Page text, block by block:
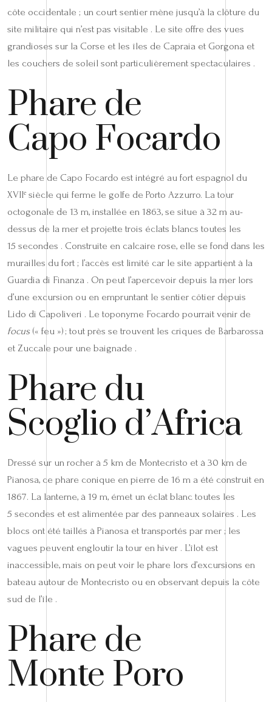
côte occidentale ; un court sentier mène jusqu’à la clôture du
site militaire qui n’est pas visitable . Le site offre des vues
grandioses sur la Corse et les îles de Capraia et Gorgona et
les couchers de soleil sont particulièrement spectaculaires .
Phare de
Capo Focardo
Le phare de Capo Focardo est intégré au fort espagnol du
XVIIᵉ siècle qui ferme le golfe de Porto Azzurro. La tour
octogonale de 13 m, installée en 1863, se situe à 32 m au-
dessus de la mer et projette trois éclats blancs toutes les
15 secondes . Construite en calcaire rose, elle se fond dans les
murailles du fort ; l’accès est limité car le site appartient à la
Guardia di Finanza . On peut l’apercevoir depuis la mer lors
d’une excursion ou en empruntant le sentier côtier depuis
Lido di Capoliveri . Le toponyme Focardo pourrait venir de
focus(« feu ») ; tout près se trouvent les criques de Barbarossa
et Zuccale pour une baignade .
Phare du
Scoglio d’Africa
Dressé sur un rocher à 5 km de Montecristo et à 30 km de
Pianosa, ce phare conique en pierre de 16 m a été construit en
1867. La lanterne, à 19 m, émet un éclat blanc toutes les
5 secondes et est alimentée par des panneaux solaires . Les
blocs ont été taillés à Pianosa et transportés par mer ; les
vagues peuvent engloutir la tour en hiver . L’îlot est
inaccessible, mais on peut voir le phare lors d’excursions en
bateau autour de Montecristo ou en observant depuis la côte
sud de l’île .
Phare de
Monte Poro